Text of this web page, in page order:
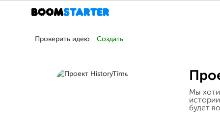
Проверить идею Создать
Мы
будет